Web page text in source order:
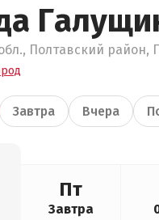
Полтавский район,
Завтра Вчера
Пт
Завтра